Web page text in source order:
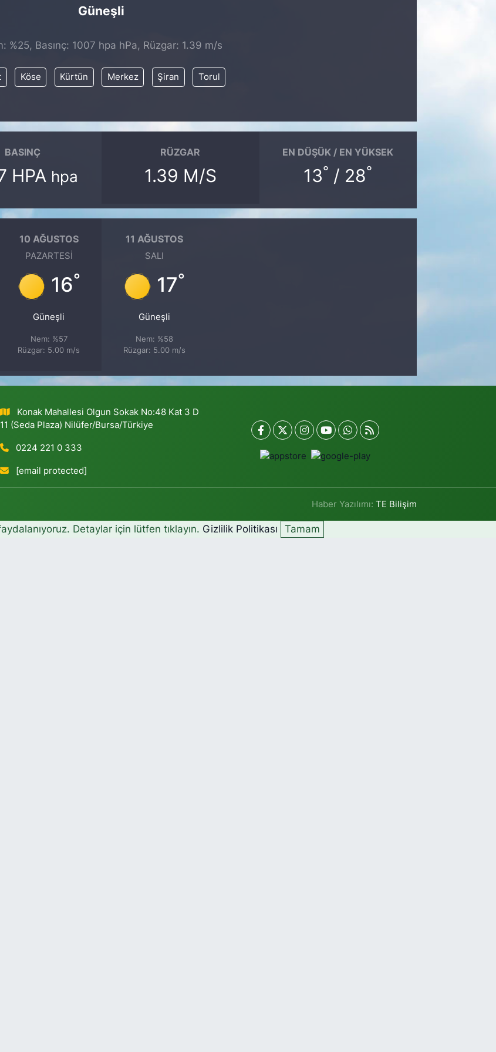
Güneşli
%25, Basınç: 1007 hpa hPa, Rüzgar: 1.39 m/s
Köse Kürtün Merkez Şiran Torul
BASINÇ
HPA hpa
RÜZGAR
1.39 M/S
EN DÜŞÜK / EN YÜKSEK
13° / 28°
10 AĞUSTOS
PAZARTESI
16°
Güneşli
Nem: %57
Rüzgar: 5.00 m/s
11 AĞUSTOS
SALI
17°
Güneşli
Nem: %58
Rüzgar: 5.00 m/s
Konak Mahallesi Olgun Sokak No:48 Kat 3 D
11 (Seda Plaza) Nilüfer/Bursa/Türkiye
0224 221 0 333
[email protected]
Haber Yazılımı:TE Bilişim
Detaylar için lütfen tıklayın. Gizlilik Politikası Tamam